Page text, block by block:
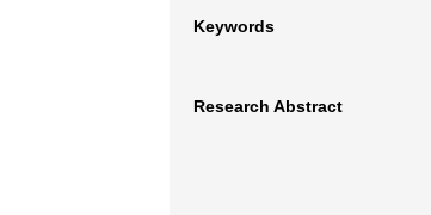
Keywords
Research Abstract